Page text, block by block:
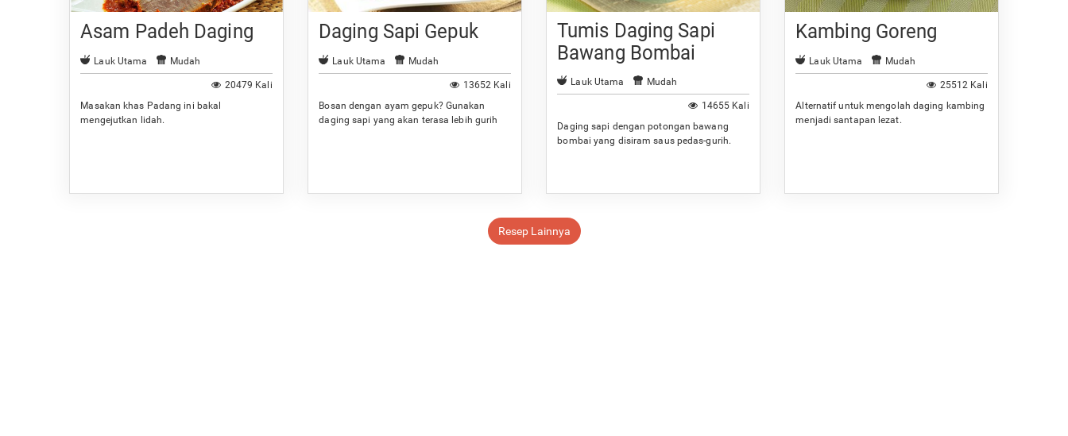
Asam Padeh Daging
Lauk Utama Mudah
20479 Kali
Masakan khas Padang ini bakal
mengejutkan lidah.
Daging Sapi Gepuk
Lauk Utama Mudah
13652 Kali
Bosan dengan ayam gepuk? Gunakan
daging sapi yang akan terasa lebih gurih
Tumis Daging Sapi
Bawang Bombai
Lauk Utama Mudah
14655 Kali
Daging sapi dengan potongan bawang
bombai yang disiram saus pedas-gurih.
Kambing Goreng
Lauk Utama Mudah
25512 Kali
Alternatif untuk mengolah daging kambing
menjadi santapan lezat.
Resep Lainnya